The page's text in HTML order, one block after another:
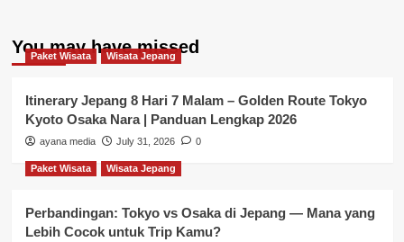
You may have missed
Paket Wisata Wisata Jepang
Itinerary Jepang 8 Hari 7 Malam – Golden Route Tokyo
Kyoto Osaka Nara | Panduan Lengkap 2026
ayana media July 31, 2026 0
Paket Wisata Wisata Jepang
Perbandingan: Tokyo vs Osaka di Jepang — Mana yang
Lebih Cocok untuk Trip Kamu?